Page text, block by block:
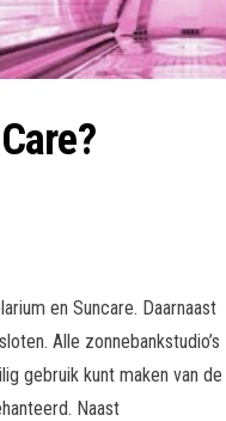
en Suncare. Daarnaast
Alle zonnebankstudio’s
gebruik kunt maken van de
Naast